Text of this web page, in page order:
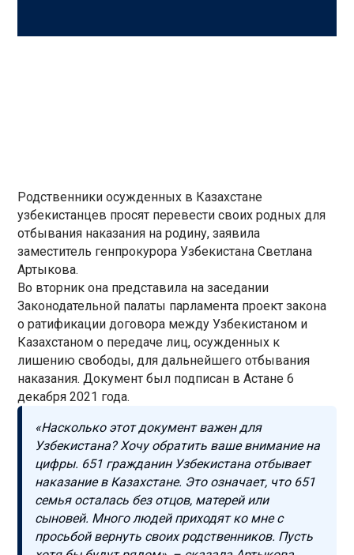
Родственники осужденных в Казахстане
узбекистанцев просят перевести своих родных для
отбывания наказания на родину, заявила
заместитель генпрокурора Узбекистана Светлана
Артыкова.
Во вторник она представила на заседании
Законодательной палаты парламента проект закона
о ратификации договора между Узбекистаном и
Казахстаном о передаче лиц, осужденных к
лишению свободы, для дальнейшего отбывания
наказания. Документ был подписан в Астане 6
декабря 2021 года.
«Насколько этот документ важен для
Узбекистана? Хочу обратить ваше внимание на
цифры. 651 гражданин Узбекистана отбывает
наказание в Казахстане. Это означает, что 651
семья осталась без отцов, матерей или
сыновей. Много людей приходят ко мне с
просьбой вернуть своих родственников. Пусть